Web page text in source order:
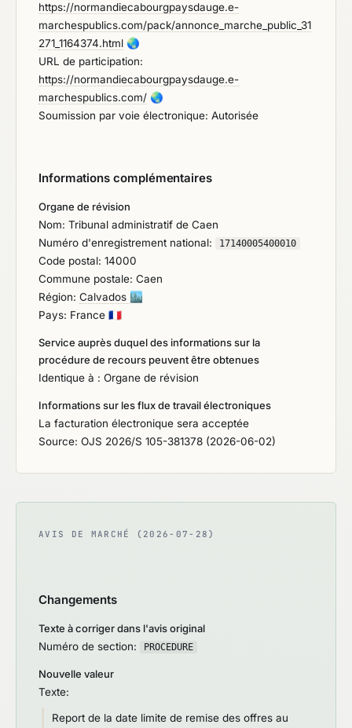
https://normandiecabourgpaysdauge.e-
marchespublics.com/pack/annonce_marche_public_31
271_1164374.html 🌏
URL de participation:
https://normandiecabourgpaysdauge.e-
marchespublics.com/ 🌏
Soumission par voie électronique: Autorisée
Informations complémentaires
Organe de révision
Nom: Tribunal administratif de Caen
Numéro d'enregistrement national:
17140005400010
Code postal: 14000
Commune postale: Caen
Région: Calvados 🏙️
Pays: France 🇫🇷
Service auprès duquel des informations sur la
procédure de recours peuvent être obtenues
Identique à : Organe de révision
Informations sur les flux de travail électroniques
La facturation électronique sera acceptée
Source: OJS 2026/S 105-381378 (2026-06-02)
AVIS DE MARCHÉ (2026-07-28)
Changements
Texte à corriger dans l'avis original
Numéro de section:
PROCEDURE
Nouvelle valeur
Texte:
Report de la date limite de remise des offres au